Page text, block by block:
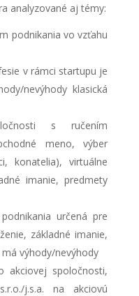
analyzované aj témy:
podnikania vo vzťahu
v rámci startupu je
nevýhody klasická
s ručením
meno, výber
konatelia), virtuálne
imanie, predmety
určená pre
základné imanie,
výhody/nevýhody
akciovej spoločnosti,
j.s.a. na akciovú